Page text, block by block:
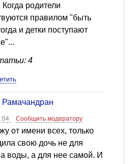
родители
правилом "быть
и детки поступают
4
Рамачандран
Сообщить модератору
от имени всех, только
свою дочь не для
воды, а для нее самой. И